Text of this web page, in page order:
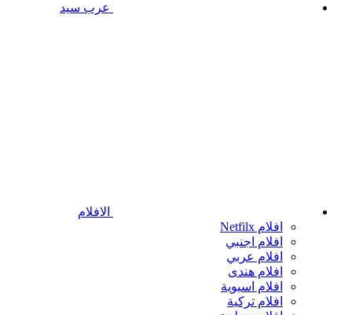
عرب سيد
الافلام
افلام Netfilx
افلام اجنبي
افلام عربي
افلام هندى
افلام اسيوية
افلام تركية